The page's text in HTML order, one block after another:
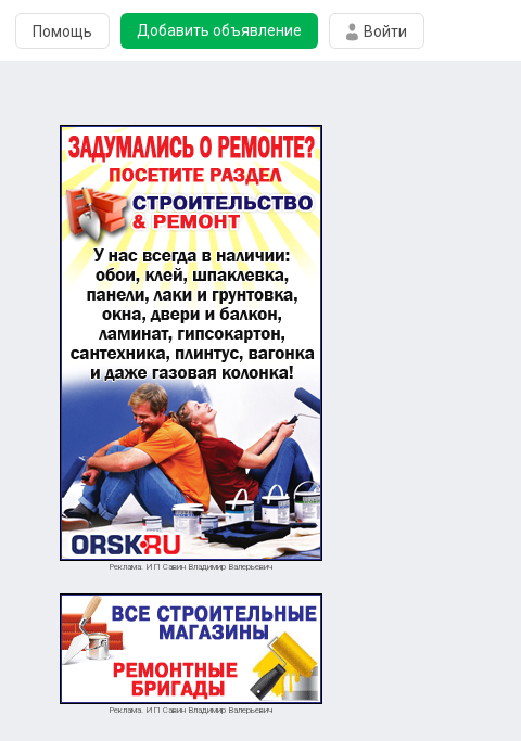
Помощь Добавить объявление Войти
Реклама. ИП Савин Владимир Валерьевич
Реклама. ИП Савин Владимир Валерьевич